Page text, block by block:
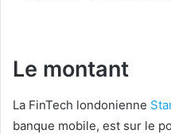
Le montant
La FinTech londonienne
banque mobile, est sur le